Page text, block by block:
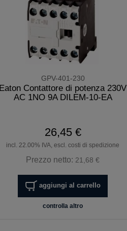
GPV-401-230
Eaton Contattore di potenza 230V
AC 1NO 9A DILEM-10-EA
26,45 €
incl. 22.00% IVA, escl. costi di spedizione
Prezzo netto: 21,68 €
aggiungi al carrello
controlla altro